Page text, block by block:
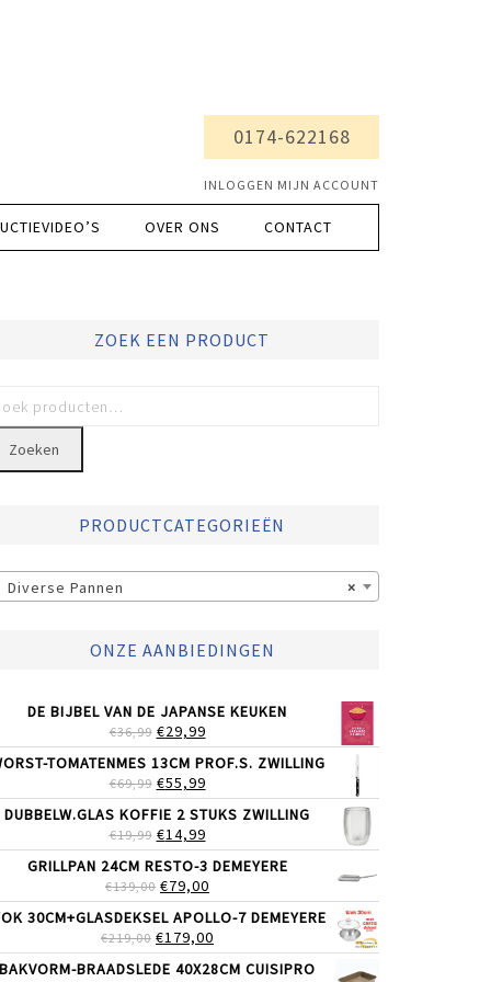
0174-622168
INLOGGEN MIJN ACCOUNT
OVER ONS CONTACT
ZOEK EEN PRODUCT
Zoeken
PRODUCTCATEGORIEËN
×
Diverse Pannen
ONZE AANBIEDINGEN
DE BIJBEL VAN DE JAPANSE KEUKEN
€36,99 OORSPRONKELIJKE
PRIJS
WAS:
€36,99.
€29,99HUIDIGE
PRIJS
IS:
€29,99.
TOMATENMES 13CM PROF.S. ZWILLING
€69,99 OORSPRONKELIJKE
PRIJS
WAS:
€69,99.
€55,99HUIDIGE
PRIJS
IS:
€55,99.
DUBBELW.GLAS KOFFIE 2 STUKS ZWILLING
€19,99 OORSPRONKELIJKE
PRIJS
WAS:
€19,99.
€14,99HUIDIGE
PRIJS
IS:
€14,99.
GRILLPAN 24CM RESTO-3 DEMEYERE
€139,00 OORSPRONKELIJKE
PRIJS
WAS:
€139,00.
€79,00
PRIJS
IS:
€79,00.
30CM+GLASDEKSEL APOLLO-7 DEMEYERE
€219,00 OORSPRONKELIJKE
PRIJS
WAS:
€179,00
PRIJS
IS:
BAKVORM-BRAADSLEDE 40X28CM CUISIPRO